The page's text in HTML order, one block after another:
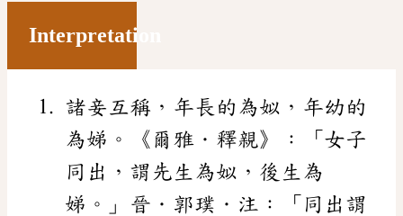
Interpretation
諸妾互稱，年長的為姒，年幼的
為娣。《爾雅．釋親》：「女子
同出，謂先生為姒，後生為
娣。」晉．郭璞．注：「同出謂